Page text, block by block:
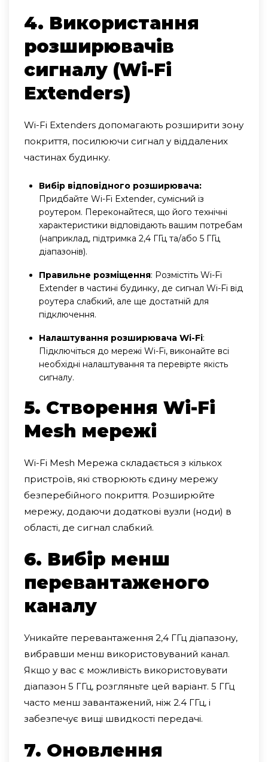
4. Використання
розширювачів
сигналу (Wi-Fi
Extenders)
Wi-Fi Extenders допомагають розширити зону
покриття, посилюючи сигнал у віддалених
частинах будинку.
Вибір відповідного розширювача:
Придбайте Wi-Fi Extender, сумісний із
роутером. Переконайтеся, що його технічні
характеристики відповідають вашим потребам
(наприклад, підтримка 2,4 ГГц та/або 5 ГГц
діапазонів).
Правильне розміщення: Розмістіть Wi-Fi
Extender в частині будинку, де сигнал Wi-Fi від
роутера слабкий, але ще достатній для
підключення.
Налаштування розширювача Wi-Fi:
Підключіться до мережі Wi-Fi, виконайте всі
необхідні налаштування та перевірте якість
сигналу.
5. Створення Wi-Fi
Mesh мережі
Wi-Fi Mesh Мережа складається з кількох
пристроїв, які створюють єдину мережу
безперебійного покриття. Розширюйте
мережу, додаючи додаткові вузли (ноди) в
області, де сигнал слабкий.
6. Вибір менш
перевантаженого
каналу
Уникайте перевантаження 2,4 ГГц діапазону,
вибравши менш використовуваний канал.
Якщо у вас є можливість використовувати
діапазон 5 ГГц, розгляньте цей варіант. 5 ГГц
часто менш завантажений, ніж 2.4 ГГц, і
забезпечує вищі швидкості передачі.
7. Оновлення